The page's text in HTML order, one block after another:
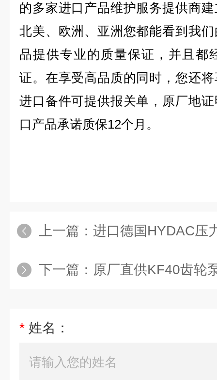
的多家进口产品维护服务提供商
北美、欧洲、亚洲您都能看到我
品提供专业的质量保证，并且都
证。在享受高品质的同时，您还
进口备件可提供报关单，原厂地
口产品承诺质保12个月。
上一篇： 进口德国HYDAC压
下一篇： 原厂直供KF40齿轮
* 姓名：